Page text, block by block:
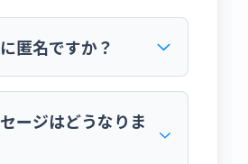
匿名ですか？
名です。マシュマロという外
しており、私にはIPアドレ
を特定できる情報は一切伝わ
てご利用ください。
ージはどうなりま